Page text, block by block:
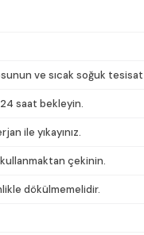
ve sıcak soğuk tesisat
saat bekleyin.
ile yıkayınız.
çekinin.
dökülmemelidir.